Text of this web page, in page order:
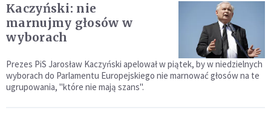
Kaczyński: nie
marnujmy głosów w
wyborach
Prezes PiS Jarosław Kaczyński apelował w piątek, by w niedzielnych
wyborach do Parlamentu Europejskiego nie marnować głosów na te
ugrupowania, "które nie mają szans".